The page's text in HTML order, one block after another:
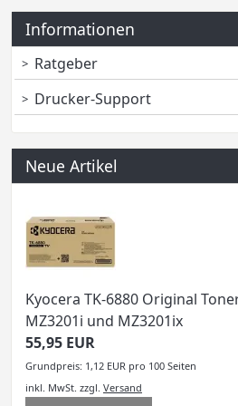
Informationen
Ratgeber
Drucker-Support
Neue Artikel
Kyocera TK-6880 Original
MZ3201i und MZ3201ix
55,95 EUR
Grundpreis: 1,12 EUR pro 100 Seiten
inkl. MwSt. zzgl. Versand